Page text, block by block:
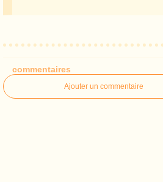
commentaires
Ajouter un commentaire